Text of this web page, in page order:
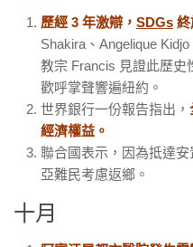
歷經 3 年激辯， SDGs 終
Shakira 、 Angelique Kidjo
教宗 Francis 見證此歷史
歡呼掌聲響遍紐約。
世界銀行一份報告指出，
經濟權益。
聯合國表示，因為抵達
亞難民考慮返鄉。
十月